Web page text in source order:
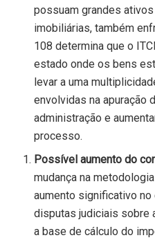
possuam grandes
imobiliárias, também
108 determina que o
estado onde os bens
levar a uma
envolvidas na apuração
administração e
processo.
Possível aumento do
mudança na
aumento significativo
disputas judiciais sobre
a base de cálculo do